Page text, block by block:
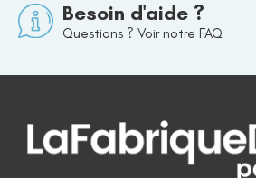
Besoin d'aide ?
Questions ? Voir notre FAQ